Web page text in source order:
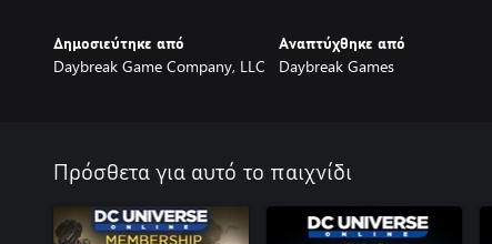
Δημοσιεύτηκε από
Daybreak Game Company, LLC
Αναπτύχθηκε από
Daybreak Games
Πρόσθετα για αυτό το παιχνίδι